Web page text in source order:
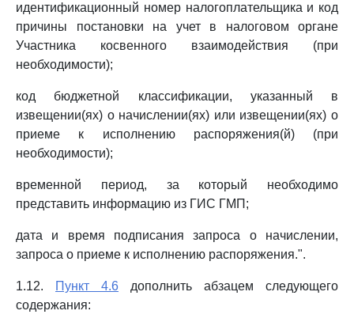
идентификационный номер налогоплательщика и код
причины постановки на учет в налоговом органе
Участника косвенного взаимодействия (при
необходимости);
код бюджетной классификации, указанный в
извещении(ях) о начислении(ях) или извещении(ях) о
приеме к исполнению распоряжения(й) (при
необходимости);
временной период, за который необходимо
представить информацию из ГИС ГМП;
дата и время подписания запроса о начислении,
запроса о приеме к исполнению распоряжения.".
1.12. Пункт 4.6 дополнить абзацем следующего
содержания: